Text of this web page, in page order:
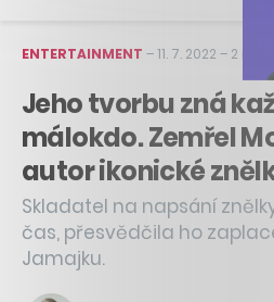
ENTERTAINMENT –11. 7. 2022 – 2 min
Jeho tvorbu zná
málokdo. Zemřel
autor ikonické
Skladatel na napsání
čas, přesvědčila ho
Jamajku.